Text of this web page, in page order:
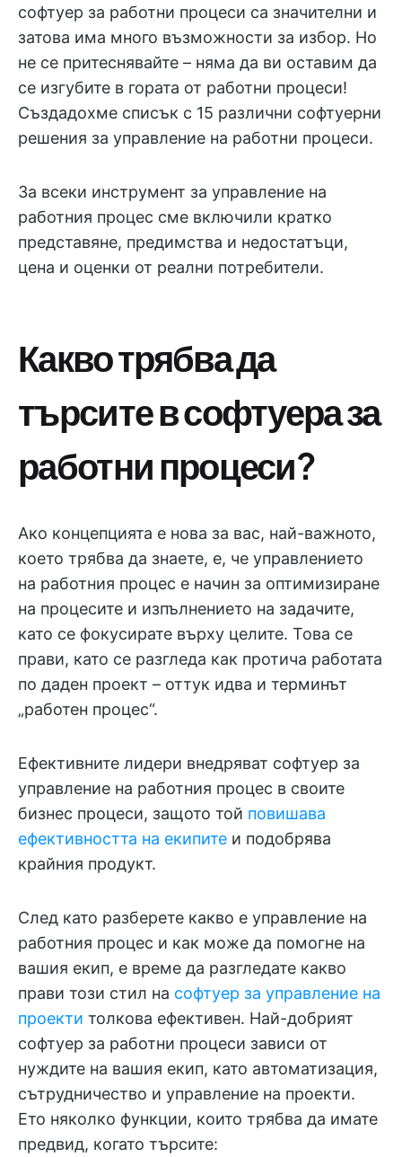
софтуер за работни процеси са значителни и
затова има много възможности за избор. Но
не се притеснявайте – няма да ви оставим да
се изгубите в гората от работни процеси!
Създадохме списък с 15 различни софтуерни
решения за управление на работни процеси.
За всеки инструмент за управление на
работния процес сме включили кратко
представяне, предимства и недостатъци,
цена и оценки от реални потребители.
Какво трябва да
търсите в софтуера за
работни процеси?
Ако концепцията е нова за вас, най-важното,
което трябва да знаете, е, че управлението
на работния процес е начин за оптимизиране
на процесите и изпълнението на задачите,
като се фокусирате върху целите. Това се
прави, като се разгледа как протича работата
по даден проект – оттук идва и терминът
„работен процес“.
Ефективните лидери внедряват софтуер за
управление на работния процес в своите
бизнес процеси, защото той повишава
ефективността на екипите и подобрява
крайния продукт.
След като разберете какво е управление на
работния процес и как може да помогне на
вашия екип, е време да разгледате какво
прави този стил на софтуер за управление на
проекти толкова ефективен. Най-добрият
софтуер за работни процеси зависи от
нуждите на вашия екип, като автоматизация,
сътрудничество и управление на проекти.
Ето няколко функции, които трябва да имате
предвид, когато търсите: